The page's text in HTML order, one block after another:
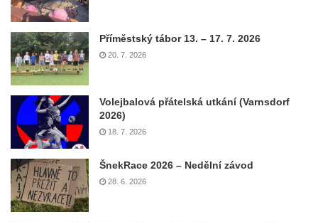
Příměstský tábor 13. – 17. 7. 2026
20. 7. 2026
Volejbalová přátelská utkání (Varnsdorf
2026)
18. 7. 2026
ŠnekRace 2026 – Nedělní závod
28. 6. 2026